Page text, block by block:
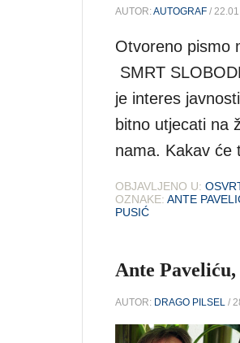
AUTOR:AUTOGRAF /
Otvoreno pismo
SMRT
je interes
bitno utjecati na
nama. Kakav
OBJAVLJENO U:
OZNAKE: ANTE
PUSIĆ
Ante
AUTOR: DRAGO PILSEL /